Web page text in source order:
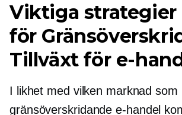
Viktiga strategier
för
Tillväxt för e-
I likhet med vilken marknad som
gränsöverskridande e-handel